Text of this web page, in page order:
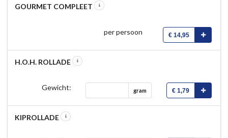
GOURMET COMPLEET
per persoon € 14,95
H.O.H. ROLLADE
Gewicht: gram € 1,79
KIPROLLADE